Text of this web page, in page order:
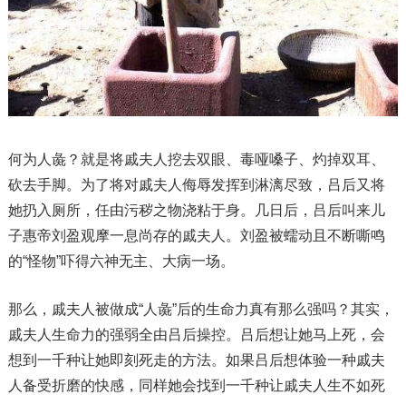
何为人彘？就是将戚夫人挖去双眼、毒哑嗓子、灼掉双耳、
砍去手脚。为了将对戚夫人侮辱发挥到淋漓尽致，吕后又将
她扔入厕所，任由污秽之物浇粘于身。几日后，吕后叫来儿
子惠帝刘盈观摩一息尚存的戚夫人。刘盈被蠕动且不断嘶鸣
的“怪物”吓得六神无主、大病一场。
那么，戚夫人被做成“人彘”后的生命力真有那么强吗？其实，
戚夫人生命力的强弱全由吕后操控。吕后想让她马上死，会
想到一千种让她即刻死走的方法。如果吕后想体验一种戚夫
人备受折磨的快感，同样她会找到一千种让戚夫人生不如死